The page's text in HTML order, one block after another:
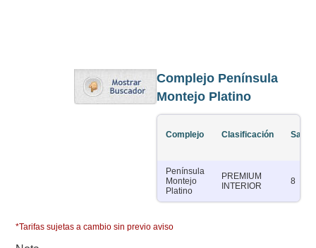
Complejo Península
Montejo Platino
Complejo Clasificación Salas
Península
Montejo
Platino
PREMIUM
INTERIOR
8
*Tarifas sujetas a cambio sin previo aviso